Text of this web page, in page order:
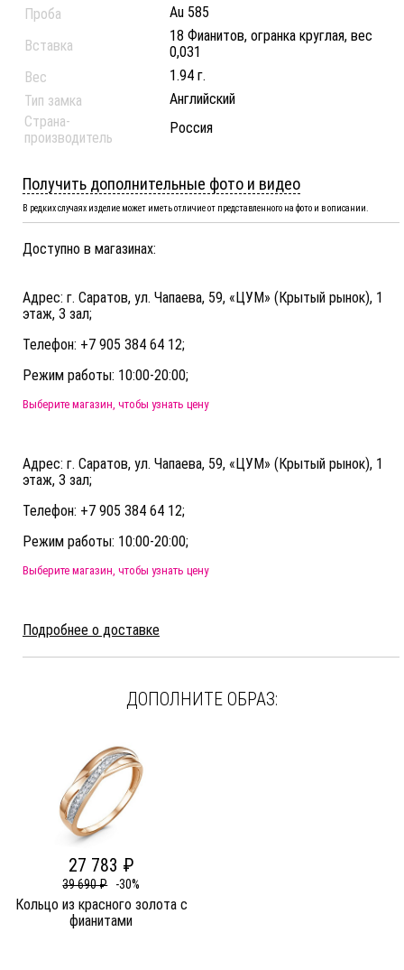
Проба
Au 585
Вставка
18 Фианитов, огранка круглая, вес
0,031
Вес
1.94 г.
Тип замка
Английский
Страна-
производитель
Россия
Получить дополнительные фото и видео
В редких случаях изделие может иметь отличие от представленного на фото и в описании.
Доступно в магазинах:
Адрес: г. Саратов, ул. Чапаева, 59, «ЦУМ» (Крытый рынок), 1
этаж, 3 зал;
Телефон: +7 905 384 64 12;
Режим работы: 10:00-20:00;
Выберите магазин, чтобы узнать цену
Адрес: г. Саратов, ул. Чапаева, 59, «ЦУМ» (Крытый рынок), 1
этаж, 3 зал;
Телефон: +7 905 384 64 12;
Режим работы: 10:00-20:00;
Выберите магазин, чтобы узнать цену
Подробнее о доставке
ДОПОЛНИТЕ ОБРАЗ:
27 783 ₽
39 690 ₽ -30%
Кольцо из красного золота c
фианитами